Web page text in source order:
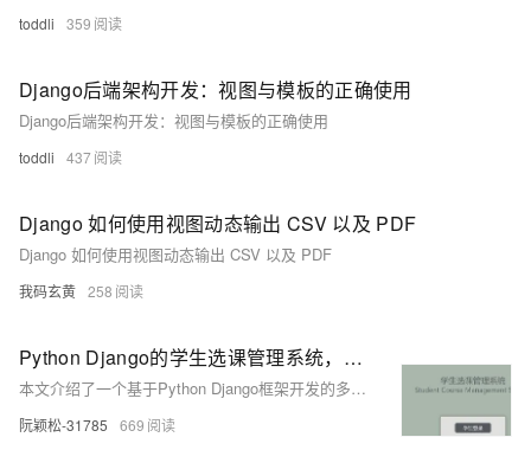
toddli 359
Django后端架构开发：视图与模板的正确使用
Django后端架构开发：视图与模板的正确使用
toddli 437
Django 如何使用视图动态输出 CSV 以及 PDF
Django 如何使用视图动态输出 CSV 以及 PDF
我码玄黄 258
Python Django的学生选课管理系统，实现多用户登录注册，可选课可评课
本文介绍了一个基于Python Django框架开发的多功能学生选课管理系统，该系统具备教师和学生两个角色的权限管理，支持课程管理、成绩录入、选课申请、成绩查询和个人信息管理等功能，并注重数据安全与隐私保护。
阮颖松-31785 669